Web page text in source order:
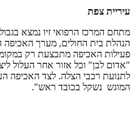
עיריית צפת
מתחם המרכז הרפואי זיו נמצא
הנהלת בית החולים, מערך האכיפה
פעילות האכיפה מתבצעת רק
"אדום לבן" וכל אזור אחר העלול
לתנועת רכבי הצלה. לצד האכיפה
המוגש נשקל בכובד ראש".